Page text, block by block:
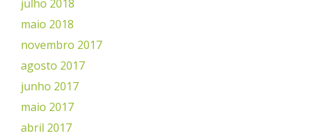
julho 2018
maio 2018
novembro 2017
agosto 2017
junho 2017
maio 2017
abril 2017